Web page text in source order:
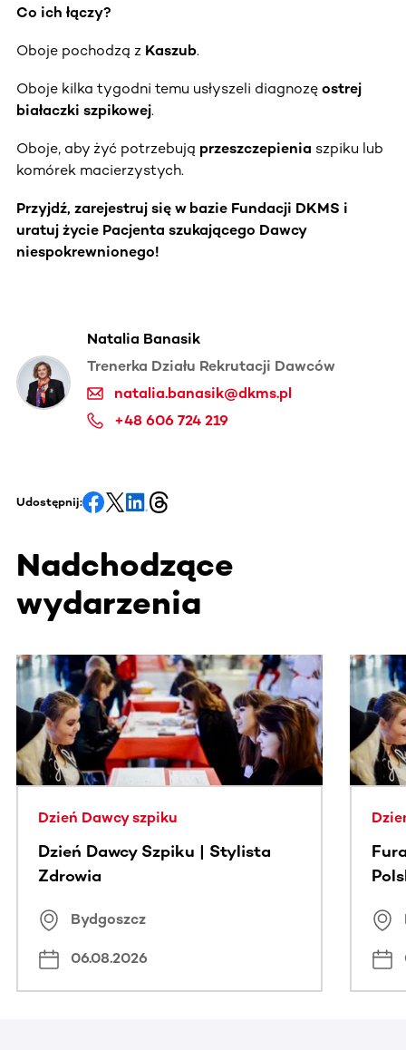
Co ich łączy?
Oboje pochodzą z Kaszub.
Oboje kilka tygodni temu usłyszeli diagnozę ostrej
białaczki szpikowej.
Oboje, aby żyć potrzebują przeszczepienia szpiku lub
komórek macierzystych.
Przyjdź, zarejestruj się w bazie Fundacji DKMS i
uratuj życie Pacjenta szukającego Dawcy
niespokrewnionego!
Natalia Banasik
Trenerka Działu Rekrutacji Dawców
natalia.banasik@dkms.pl
+48 606 724 219
Udostępnij:
Nadchodzące
wydarzenia
Ta sekcja zawiera treści przewijane w poziomie. Użyj
Dzień Dawcy szpiku
Dzień Dawcy Szpiku | Stylista
Zdrowia
Bydgoszcz
06.08.2026